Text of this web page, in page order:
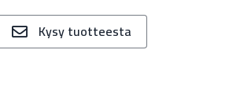
Kysy tuotteesta